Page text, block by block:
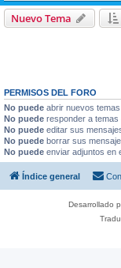
Nuevo Tema
PERMISOS DEL FORO
No puede abrir nuevos
No puede responder a
No puede editar sus
No puede borrar sus
No puede enviar adjuntos en
Índice general
Desarrollado